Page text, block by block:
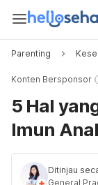
Parenting
Konten Bersponsor
5 Hal
Imun
Ditinjau
General